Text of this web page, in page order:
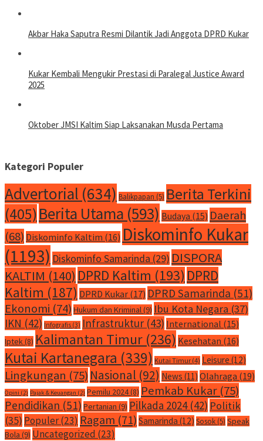
Akbar Haka Saputra Resmi Dilantik Jadi Anggota DPRD Kukar
Kukar Kembali Mengukir Prestasi di Paralegal Justice Award
2025
Oktober JMSI Kaltim Siap Laksanakan Musda Pertama
Kategori Populer
Advertorial (634) Balikpapan (5) Berita Terkini
(405)Berita Utama (593) Budaya (15) Daerah
(68) Diskominfo Kaltim (16) Diskominfo Kukar
(1193) Diskominfo Samarinda (29) DISPORA
KALTIM (140) DPRD Kaltim (193) DPRD
Kaltim (187) DPRD Kukar (17) DPRD Samarinda (51)
Ekonomi (74) Hukum dan Kriminal(9) Ibu Kota Negara (37)
IKN (42) Infografis (3) Infrastruktur (43) International (15)
Iptek(8) Kalimantan Timur (236) Kesehatan (16)
Kutai Kartanegara (339) Kutai Timur (4) Leisure (12)
Lingkungan (75) Nasional (92) News (11) Olahraga (19)
Opini (2) Pajak & Keuangan (2) Pemilu 2024(8) Pemkab Kukar (75)
Pendidikan (51) Pertanian (9) Pilkada 2024(42) Politik
(35) Populer(23) Ragam (71) Samarinda (12) Sosok(5) Speak
Bola (9) Uncategorized (23)